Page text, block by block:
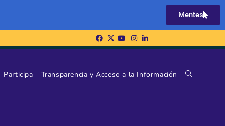
Mentes
Participa Transparencia y Acceso a la Información